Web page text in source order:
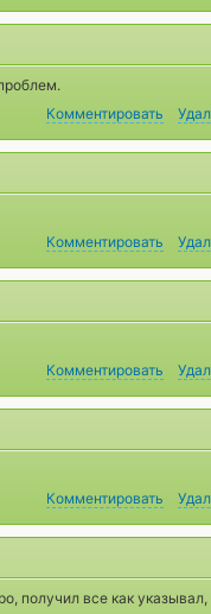
Комментировать
Комментировать
Комментировать
Комментировать
получил все как указывал,